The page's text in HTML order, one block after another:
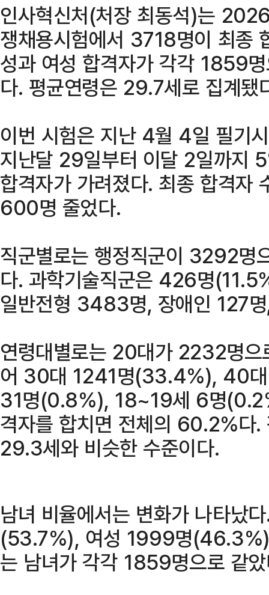
인사혁신처(처장 최동석)는
쟁채용시험에서 3718명이 최종
성과 여성 합격자가 각각 1859
다. 평균연령은 29.7세로 집계됐
이번 시험은 지난 4월 4일 필기
지난달 29일부터 이달 2일까지
합격자가 가려졌다. 최종 합격자
600명 줄었다.
직군별로는 행정직군이 3292
다. 과학기술직군은 426명
일반전형 3483명, 장애인 127
연령대별로는 20대가 2232명
어 30대 1241명(33.4%), 40
31명(0.8%), 18~19세 6명
격자를 합치면 전체의 60.2%다
29.3세와 비슷한 수준이다.
남녀 비율에서는 변화가 나타났
(53.7%), 여성 1999명(46.3%)
는 남녀가 각각 1859명으로 같